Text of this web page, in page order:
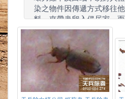
染之物件因傳遞方式移往
料，夾帶蟲卵入侵居家，
內之水氣未完全乾燥前裝
木料，產生食物來源。在
溫度25至30度為適宜之生
生。或由室內漏水，致水
蒸發等情況，發生蟲害。